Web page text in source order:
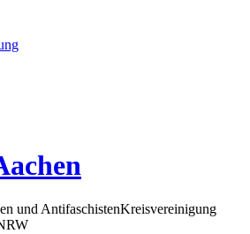
und AntifaschistenKreisvereinigung